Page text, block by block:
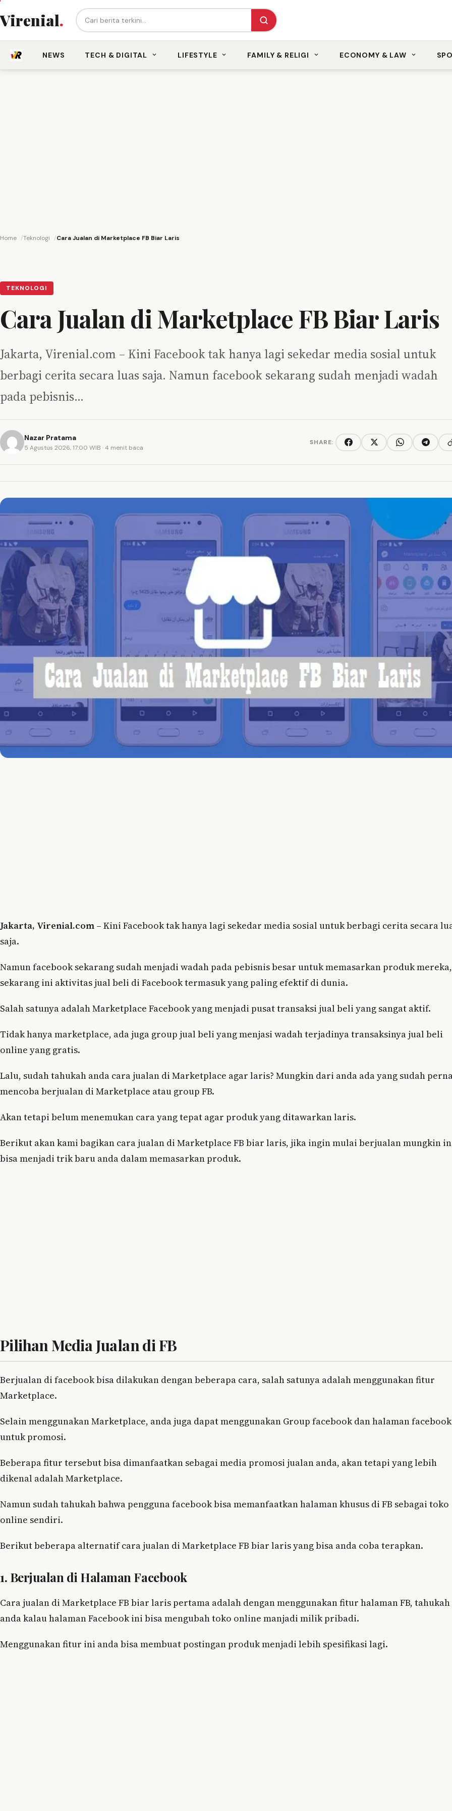
Virenial. Cari berita...
NEWS TECH & DIGITAL LIFESTYLE FAMILY & RELIGI ECONOMY & LAW
Home Teknologi Cara Jualan di Marketplace FB Biar Laris
TEKNOLOGI
Cara Jualan di Marketplace FB Biar Laris
Jakarta, Virenial.com – Kini Facebook tak hanya lagi sekedar media sosial untuk
berbagi cerita secara luas saja. Namun facebook sekarang sudah menjadi wadah
pada pebisnis…
Nazar Pratama
5 Agustus 2026, 17:00 WIB · 4 menit baca
SHARE: FacebookTwitter/XWhatsAppTelegram
Jakarta, Virenial.com – Kini Facebook tak hanya lagi sekedar media sosial untuk berbagi cerita secara
saja.
Namun facebook sekarang sudah menjadi wadah pada pebisnis besar untuk memasarkan produk mereka,
sekarang ini aktivitas jual beli di Facebook termasuk yang paling efektif di dunia.
Salah satunya adalah Marketplace Facebook yang menjadi pusat transaksi jual beli yang sangat aktif.
Tidak hanya marketplace, ada juga group jual beli yang menjasi wadah terjadinya transaksinya jual beli
online yang gratis.
Lalu, sudah tahukah anda cara jualan di Marketplace agar laris? Mungkin dari anda ada yang sudah
mencoba berjualan di Marketplace atau group FB.
Akan tetapi belum menemukan cara yang tepat agar produk yang ditawarkan laris.
Berikut akan kami bagikan cara jualan di Marketplace FB biar laris, jika ingin mulai berjualan mungkin
bisa menjadi trik baru anda dalam memasarkan produk.
Pilihan Media Jualan di FB
Berjualan di facebook bisa dilakukan dengan beberapa cara, salah satunya adalah menggunakan fitur
Marketplace.
Selain menggunakan Marketplace, anda juga dapat menggunakan Group facebook dan halaman facebook
untuk promosi.
Beberapa fitur tersebut bisa dimanfaatkan sebagai media promosi jualan anda, akan tetapi yang lebih
dikenal adalah Marketplace.
Namun sudah tahukah bahwa pengguna facebook bisa memanfaatkan halaman khusus di FB sebagai toko
online sendiri.
Berikut beberapa alternatif cara jualan di Marketplace FB biar laris yang bisa anda coba terapkan.
1. Berjualan di Halaman Facebook
Cara jualan di Marketplace FB biar laris pertama adalah dengan menggunakan fitur halaman FB, tahukah
anda kalau halaman Facebook ini bisa mengubah toko online manjadi milik pribadi.
Menggunakan fitur ini anda bisa membuat postingan produk menjadi lebih spesifikasi lagi.